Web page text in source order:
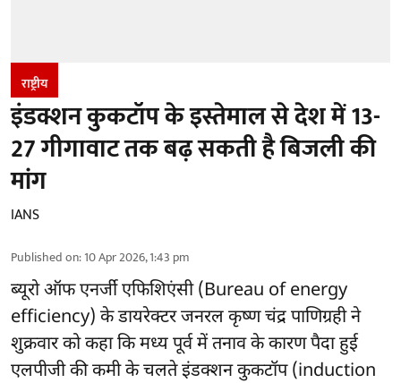
राष्ट्रीय
इंडक्शन कुकटॉप के इस्तेमाल से देश में 13-
27 गीगावाट तक बढ़ सकती है बिजली की
मांग
IANS
Published on:10 Apr 2026, 1:43 pm
ब्यूरो ऑफ एनर्जी एफिशिएंसी (Bureau of energy
efficiency) के डायरेक्टर जनरल कृष्ण चंद्र पाणिग्रही ने
शुक्रवार को कहा कि मध्य पूर्व में तनाव के कारण पैदा हुई
एलपीजी की कमी के चलते इंडक्शन कुकटॉप (induction